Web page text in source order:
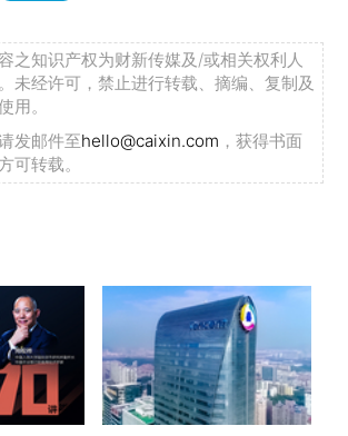
之知识产权为财新传媒及/或相关权利人
未经许可，禁止进行转载、摘编、复制及
用。
发邮件至hello@caixin.com ，获得书面
可转载。